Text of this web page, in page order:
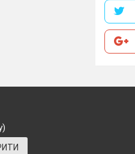
більш
з 4
є триплет